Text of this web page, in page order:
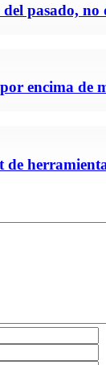
pasado, no
encima de